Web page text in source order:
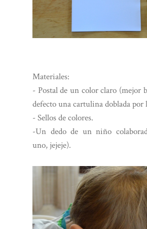
Materiales:
- Postal de un color claro (mejor
defecto una cartulina doblada por
- Sellos de colores.
-Un dedo de un niño
uno, jejeje).